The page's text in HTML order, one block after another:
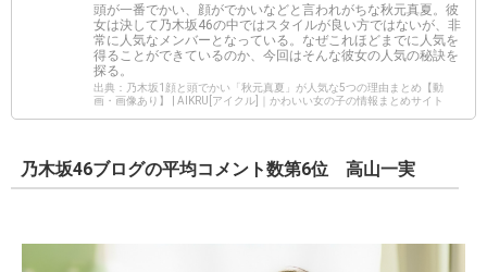
頭が一番でかい、顔がでかいなどと言われがちな秋元真夏。彼
女は決して乃木坂46の中ではスタイルが良い方ではないが、非
常に人気なメンバーとなっている。なぜこれほどまでに人気を
得ることができているのか、今回はそんな彼女の人気の秘訣を
探る。
出典：乃木坂1顔と頭でかい「秋元真夏」が人気な5つの理由まとめ【動
画・画像あり】 | AIKRU[アイクル]｜かわいい女の子の情報まとめサイト
乃木坂46ブログの平均コメント数第6位 高山一実